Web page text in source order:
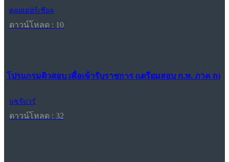
คอมเมอร์เชียล
ดาวน์โหลด : 10
โปรแกรมติวสอบ เพื่อเข้ารับราชการ (เตรียมสอบ ก.พ. ภาค ก)
แชร์แวร์
ดาวน์โหลด : 32